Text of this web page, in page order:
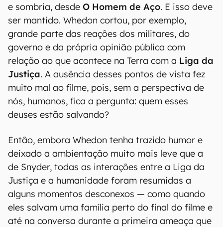
e sombria, desde O Homem de Aço. E isso deve
ser mantido. Whedon cortou, por exemplo,
grande parte das reações dos militares, do
governo e da própria opinião pública com
relação ao que acontece na Terra com a Liga da
Justiça. A ausência desses pontos de vista fez
muito mal ao filme, pois, sem a perspectiva de
nós, humanos, fica a pergunta: quem esses
deuses estão salvando?
Então, embora Whedon tenha trazido humor e
deixado a ambientação muito mais leve que a
de Snyder, todas as interações entre a Liga da
Justiça e a humanidade foram resumidas a
alguns momentos desconexos — como quando
eles salvam uma família perto do final do filme e
até na conversa durante a primeira ameaça que